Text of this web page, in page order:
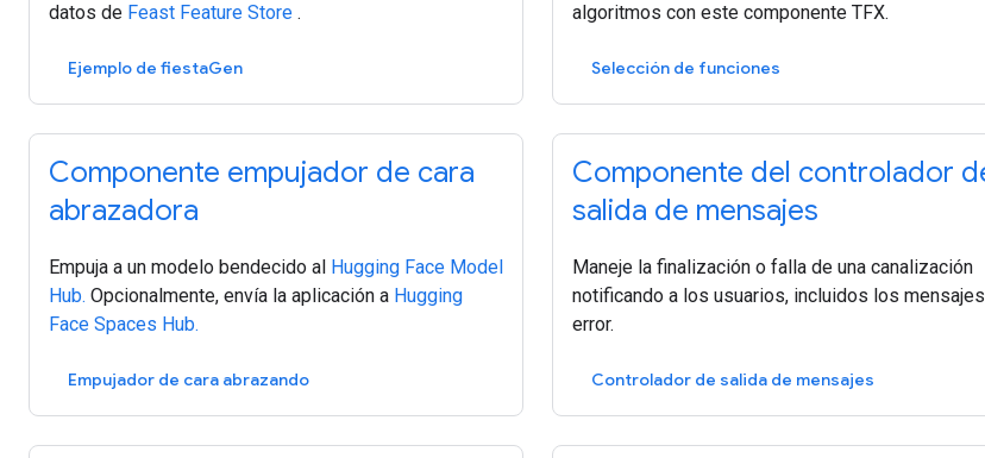
datos de Feast Feature Store .
Ejemplo de fiestaGen
algoritmos con este componente TFX.
Selección de funciones
Componente empujador de cara
abrazadora
Empuja a un modelo bendecido al Hugging Face Model
Hub. Opcionalmente, envía la aplicación a Hugging
Face Spaces Hub.
Empujador de cara abrazando
Componente del controlador
salida de mensajes
Maneje la finalización o falla de una canalización
notificando a los usuarios, incluidos los
error.
Controlador de salida de mensajes